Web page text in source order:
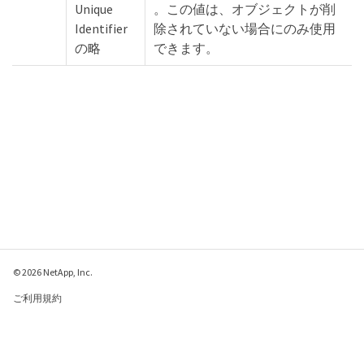
Unique
Identifier
の略
。この値は、オブジェクトが削
除されていない場合にのみ使用
できます。
© 2026 NetApp, Inc.
ご利用規約